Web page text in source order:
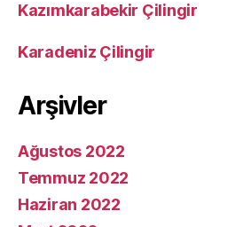
Kazımkarabekir Çilingir
Karadeniz Çilingir
Arşivler
Ağustos 2022
Temmuz 2022
Haziran 2022